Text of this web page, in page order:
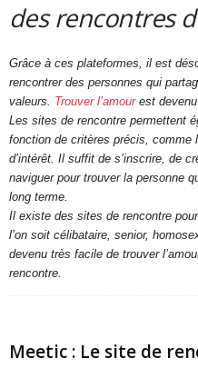
des rencontres
Grâce à ces plateformes, il est
rencontrer des personnes qui
valeurs. Trouver l’amourest
Les sites de rencontre permettent
fonction de critères précis, comme
d’intérêt. Il suffit de s’inscrire, de
naviguer pour trouver la personne
long terme.
Il existe des sites de rencontre
l’on soit célibataire, senior,
devenu très facile de trouver
rencontre.
Meetic : Le site de